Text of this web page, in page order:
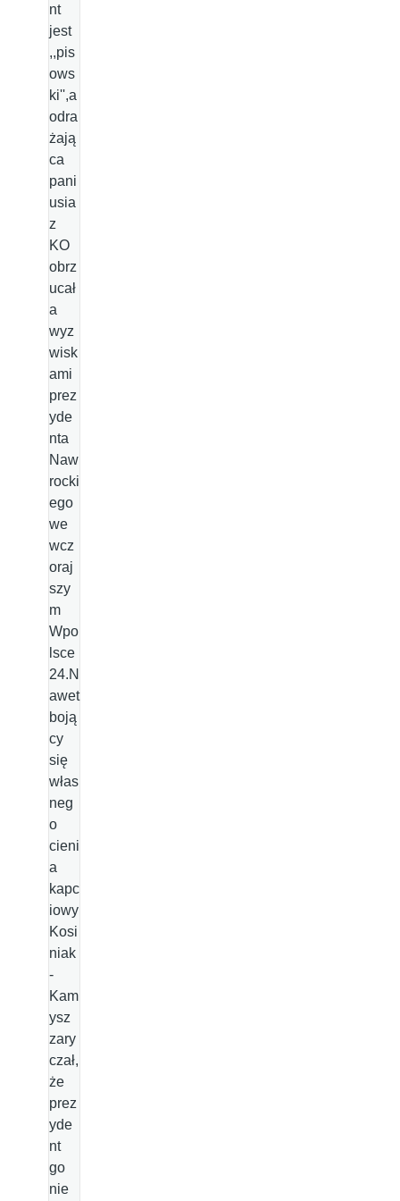
nt
jest
,,pis
ows
ki'',a
odra
żają
ca
pani
usia
z
KO
obrz
ucał
a
wyz
wisk
ami
prez
yde
nta
Naw
rocki
ego
we
wcz
oraj
szy
m
Wpo
lsce
24.N
awet
boją
cy
się
włas
neg
o
cieni
a
kapc
iowy
Kosi
niak
-
Kam
ysz
zary
czał,
że
prez
yde
nt
go
nie